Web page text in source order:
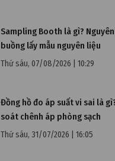
Sampling Booth là gì?
buồng lấy mẫu nguyên liệu
Thứ sáu, 07/08/2026 | 10:29
Đồng hồ đo áp suất vi sai là
soát chênh áp phòng sạch
Thứ sáu, 31/07/2026 | 16:05